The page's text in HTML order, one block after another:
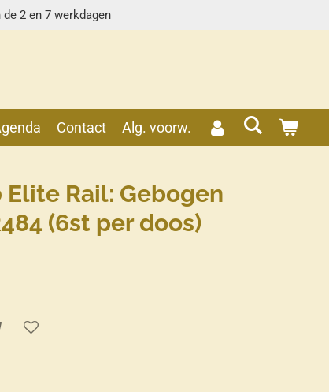
2 en 7 werkdagen
Contact Alg. voorw.
Elite Rail: Gebogen
(6st per doos)